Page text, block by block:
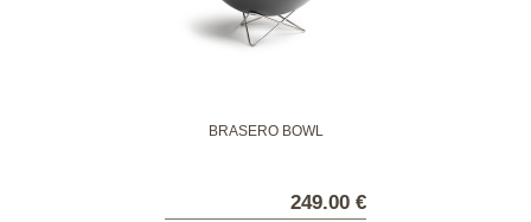
BRASÉRO BOWL
249.00 €